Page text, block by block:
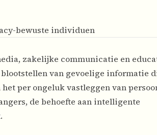
bewuste individuen
zakelijke communicatie en
van gevoelige informatie
per ongeluk vastleggen van
de behoefte aan intelligente